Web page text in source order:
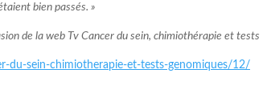
bien passés. »
de la web Tv Cancer du sein, chimiothérapie et tests
du-sein-chimiotherapie-et-tests-genomiques/12/